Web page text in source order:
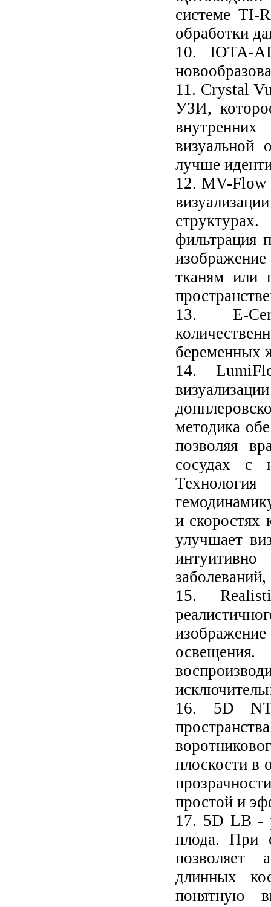
системе TI-
обработки
10. IOTA-
11. Crystal
УЗИ,
визуальной
лучше
12. MV-Flow
фильтрация
тканям или
13. E-
беременных
14.
методика
позволяя
сосудах с
и скоростях
улучшает
15.
освещения.
16. 5D NT
плоскости в
простой и
17. 5D LB -
плода. При
позволяет
длинных
понятную